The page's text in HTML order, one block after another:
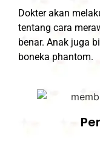
Dokter akan
tentang cara
benar. Anak juga
boneka phantom.